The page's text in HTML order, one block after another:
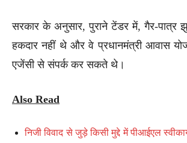
सरकार के अनुसार, पुराने टेंडर में, गैर-पात्र
हकदार नहीं थे और वे प्रधानमंत्री आवास
एजेंसी से संपर्क कर सकते थे।
Also Read
निजी विवाद से जुड़े किसी मुद्दे में पीआईएल